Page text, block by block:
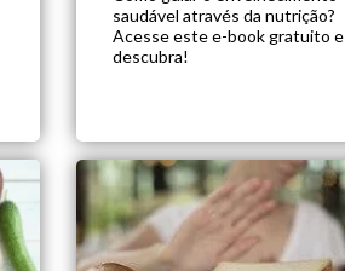
saudável através da nutrição?
Acesse este e-book gratuito e
descubra!